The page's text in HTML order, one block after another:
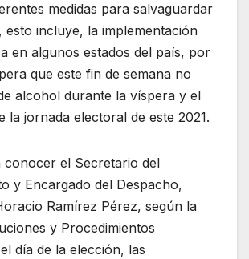
medidas para salvaguardar
esto incluye, la implementación
en algunos estados del país, por
que este fin de semana no
alcohol durante la víspera y el
la jornada electoral de este 2021.
conocer el Secretario del
y Encargado del Despacho,
Ramírez Pérez, según la
y Procedimientos
día de la elección, las